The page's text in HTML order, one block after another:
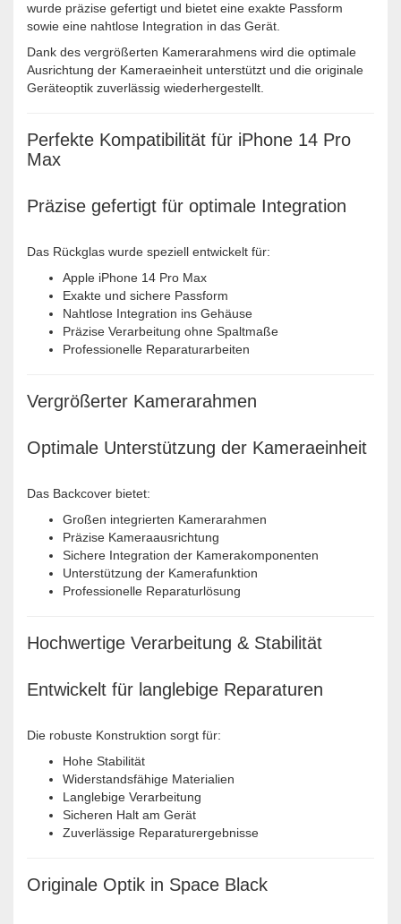
wurde präzise gefertigt und bietet eine exakte Passform
sowie eine nahtlose Integration in das Gerät.
Dank des vergrößerten Kamerarahmens wird die optimale
Ausrichtung der Kameraeinheit unterstützt und die originale
Geräteoptik zuverlässig wiederhergestellt.
Perfekte Kompatibilität für iPhone 14 Pro
Max
Präzise gefertigt für optimale Integration
Das Rückglas wurde speziell entwickelt für:
Apple iPhone 14 Pro Max
Exakte und sichere Passform
Nahtlose Integration ins Gehäuse
Präzise Verarbeitung ohne Spaltmaße
Professionelle Reparaturarbeiten
Vergrößerter Kamerarahmen
Optimale Unterstützung der Kameraeinheit
Das Backcover bietet:
Großen integrierten Kamerarahmen
Präzise Kameraausrichtung
Sichere Integration der Kamerakomponenten
Unterstützung der Kamerafunktion
Professionelle Reparaturlösung
Hochwertige Verarbeitung & Stabilität
Entwickelt für langlebige Reparaturen
Die robuste Konstruktion sorgt für:
Hohe Stabilität
Widerstandsfähige Materialien
Langlebige Verarbeitung
Sicheren Halt am Gerät
Zuverlässige Reparaturergebnisse
Originale Optik in Space Black